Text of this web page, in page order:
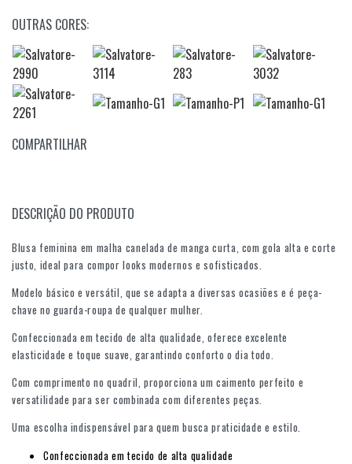
OUTRAS CORES:
COMPARTILHAR
DESCRIÇÃO DO PRODUTO
Blusa feminina em malha canelada de manga curta, com gola alta e corte
justo, ideal para compor looks modernos e sofisticados.
Modelo básico e versátil, que se adapta a diversas ocasiões e é peça-
chave no guarda-roupa de qualquer mulher.
Confeccionada em tecido de alta qualidade, oferece excelente
elasticidade e toque suave, garantindo conforto o dia todo.
Com comprimento no quadril, proporciona um caimento perfeito e
versatilidade para ser combinada com diferentes peças.
Uma escolha indispensável para quem busca praticidade e estilo.
Confeccionada em tecido de alta qualidade